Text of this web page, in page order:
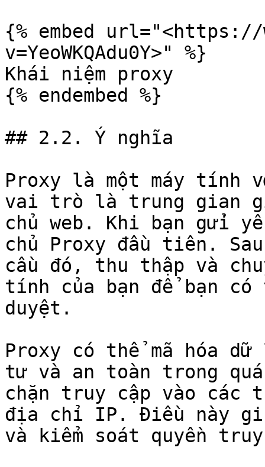
{% embed url="<https://
v=YeoWKQAdu0Y>" %}
Khái niệm proxy
{% endembed %}
## 2.2. Ý nghĩa
Proxy là một máy tính
vai trò là trung gian
chủ web. Khi bạn gửi
chủ Proxy đầu tiên.
cầu đó, thu thập và
tính của bạn để bạn
duyệt.
Proxy có thể mã hóa
tư và an toàn trong
chặn truy cập vào các
địa chỉ IP. Điều này
và kiểm soát quyền